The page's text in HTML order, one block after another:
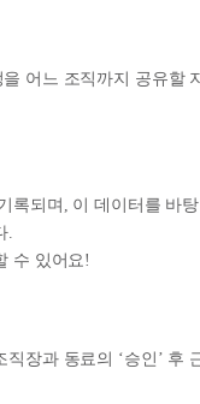
어느 조직까지 공유할
록되며, 이 데이터를 바탕
.
수 있어요!
장과 동료의 ‘승인’ 후